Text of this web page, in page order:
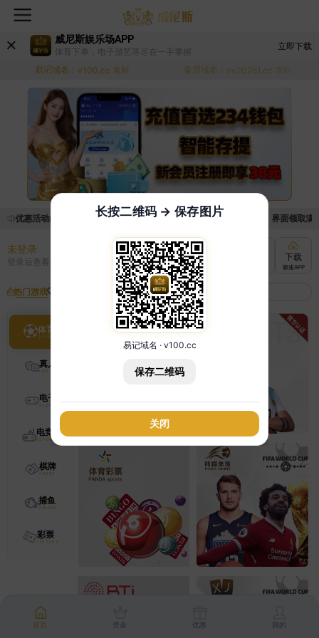
威尼斯娱乐场APP
体育下单，电子游艺等尽在一手掌握
立即下载
易记域名： v100.cc 复制 备用域名： vv20261.cc 复制
取优惠活动的手续麻烦，已新增优惠系统，现在可以前往【福利中心】界面领取
未登录
登录后查看 充值
快速到账
下载
极速APP
热门游戏
体育
真人
电子
电竞
棋牌
捕鱼
彩票
首页 资金 优惠 我的
长按二维码 → 保存图片
易记域名 · v100.cc
保存二维码
关闭